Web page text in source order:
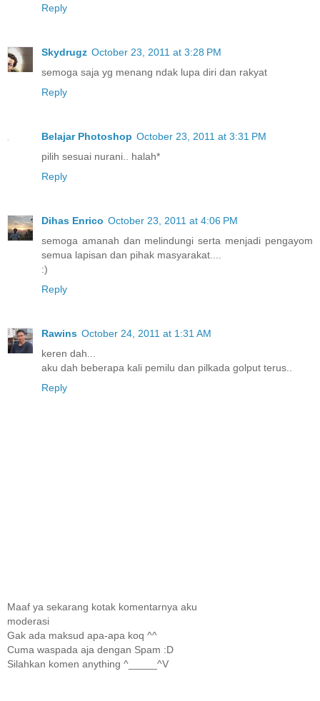
Reply
Skydrugz October 23, 2011 at 3:28 PM
semoga saja yg menang ndak lupa diri dan rakyat
Reply
Belajar Photoshop October 23, 2011 at 3:31 PM
pilih sesuai nurani.. halah*
Reply
Dihas Enrico October 23, 2011 at 4:06 PM
semoga amanah dan melindungi serta menjadi pengayom
semua lapisan dan pihak masyarakat....
:)
Reply
Rawins October 24, 2011 at 1:31 AM
keren dah...
aku dah beberapa kali pemilu dan pilkada golput terus..
Reply
Maaf ya sekarang kotak komentarnya aku
moderasi
Gak ada maksud apa-apa koq ^^
Cuma waspada aja dengan Spam :D
Silahkan komen anything ^_____^V